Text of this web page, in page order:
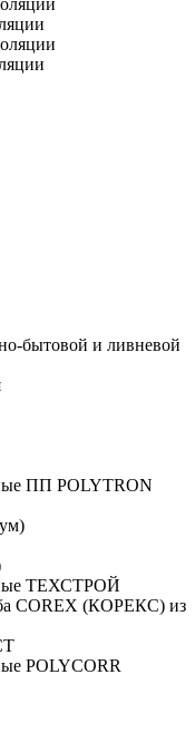
бытовой и ливневой
ПП POLYTRON
ТЕХСТРОЙ
COREX (КОРЕКС) из
POLYCORR